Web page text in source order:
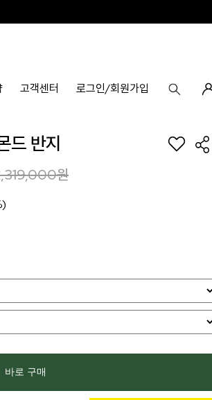
고객센터 로그인/회원가입
드 반지
원
바로 구매